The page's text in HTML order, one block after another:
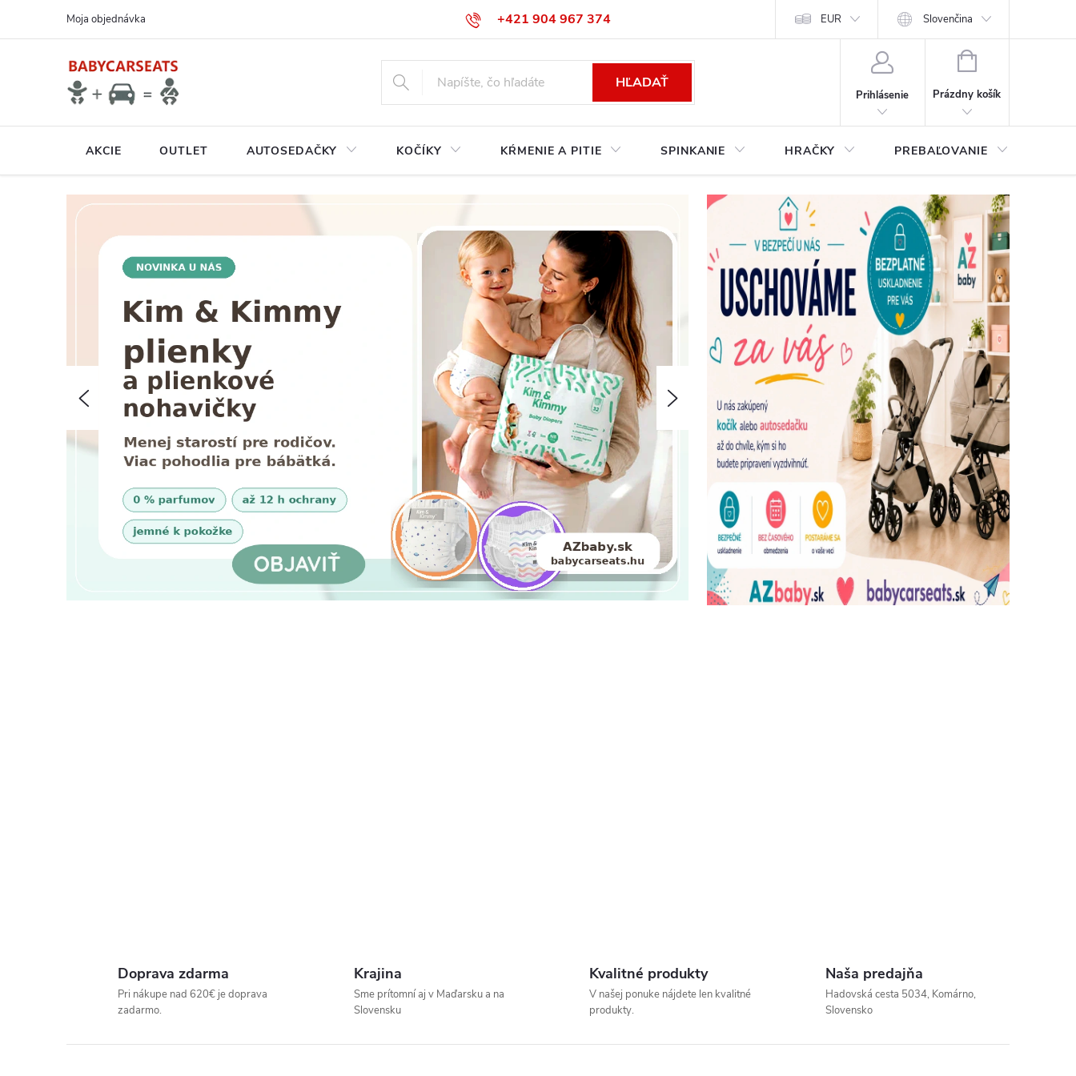
+421 904 967 374‬
info@babycarseats.sk
Moja objednávka EUR Slovenčina
HĽADAŤ
Prihlásenie
NÁKUPNÝ
Prázdny košík
AKCIE OUTLET AUTOSEDAČKY KOČÍKY KŔMENIE A PITIE SPINKANIE HRAČKY PREBAĽOVANIE
N
T
V
U
Predchádzajúce Nasledujúce
Doprava zdarma
Pri nákupe nad 620€ je doprava
zadarmo.
Krajina
Sme prítomní aj v Maďarsku a na
Slovensku
Kvalitné produkty
V našej ponuke nájdete len kvalitné
produkty.
Naša predajňa
Hadovská cesta 5034, Komárno,
Slovensko